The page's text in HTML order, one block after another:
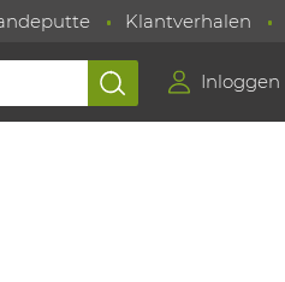
Klantverhalen
Inloggen